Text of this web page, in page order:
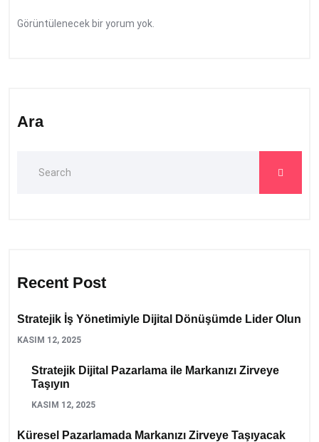
Görüntülenecek bir yorum yok.
Ara
Recent Post
Stratejik İş Yönetimiyle Dijital Dönüşümde Lider Olun
KASIM 12, 2025
Stratejik Dijital Pazarlama ile Markanızı Zirveye
Taşıyın
KASIM 12, 2025
Küresel Pazarlamada Markanızı Zirveye Taşıyacak